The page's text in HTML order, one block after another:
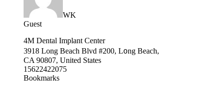
WK
Guest
4M Dental Implant Center
3918 Long Beach Blvd #200, L᧐ng Beach,
CA 90807, United States
15622422075
Bookmarks